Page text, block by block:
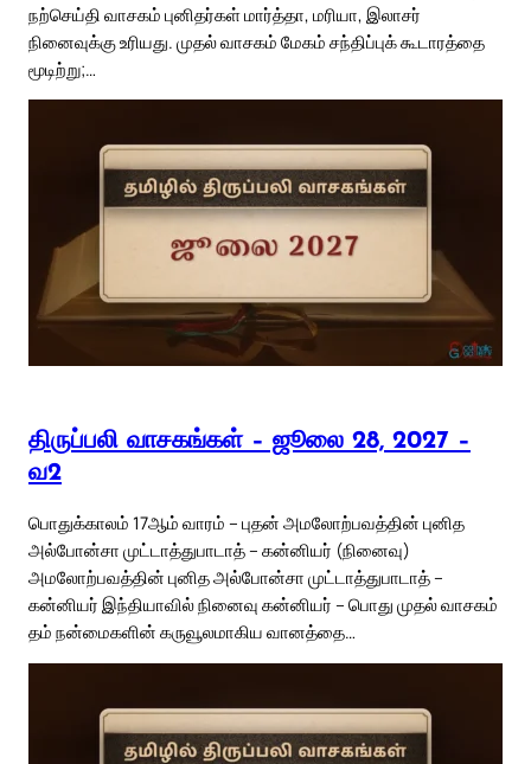
நற்செய்தி வாசகம் புனிதர்கள் மார்த்தா, மரியா, இலாசர்
நினைவுக்கு உரியது. முதல் வாசகம் மேகம் சந்திப்புக் கூடாரத்தை
மூடிற்று;…
திருப்பலி வாசகங்கள் – ஜூலை 28, 2027 –
வ2
பொதுக்காலம் 17ஆம் வாரம் – புதன் அமலோற்பவத்தின் புனித
அல்போன்சா முட்டாத்துபாடாத் – கன்னியர் (நினைவு)
அமலோற்பவத்தின் புனித அல்போன்சா முட்டாத்துபாடாத் –
கன்னியர் இந்தியாவில் நினைவு கன்னியர் – பொது முதல் வாசகம்
தம் நன்மைகளின் கருவூலமாகிய வானத்தை…